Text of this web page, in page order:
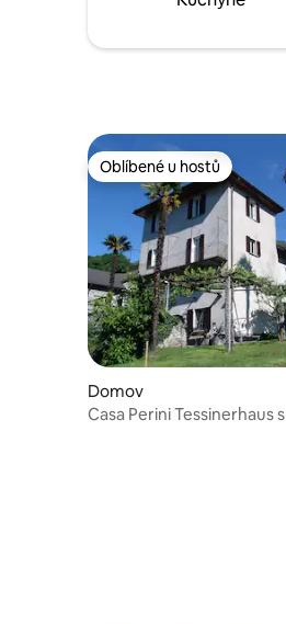
Oblíbené u hostů
Oblíbené u hostů
Domov
Casa Perini Tessinerhaus